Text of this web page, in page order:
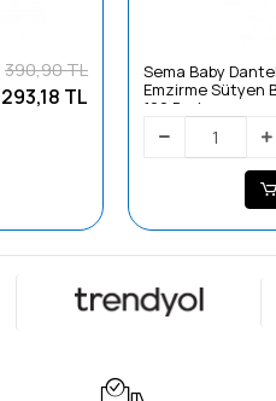
390,90 TL
293,18 TL
Sema Baby
Emzirme Sütyen
100 Beden